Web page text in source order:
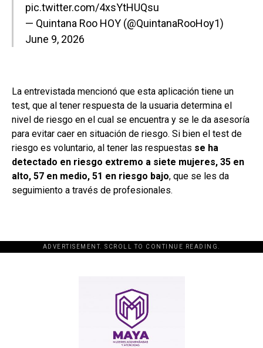
pic.twitter.com/4xsYtHUQsu
— Quintana Roo HOY (@QuintanaRooHoy1)
June 9, 2026
La entrevistada mencionó que esta aplicación tiene un
test, que al tener respuesta de la usuaria determina el
nivel de riesgo en el cual se encuentra y se le da asesoría
para evitar caer en situación de riesgo. Si bien el test de
riesgo es voluntario, al tener las respuestas se ha
detectado en riesgo extremo a siete mujeres, 35 en
alto, 57 en medio, 51 en riesgo bajo, que se les da
seguimiento a través de profesionales.
ADVERTISEMENT. SCROLL TO CONTINUE READING.
[adsforwp id="243463"]